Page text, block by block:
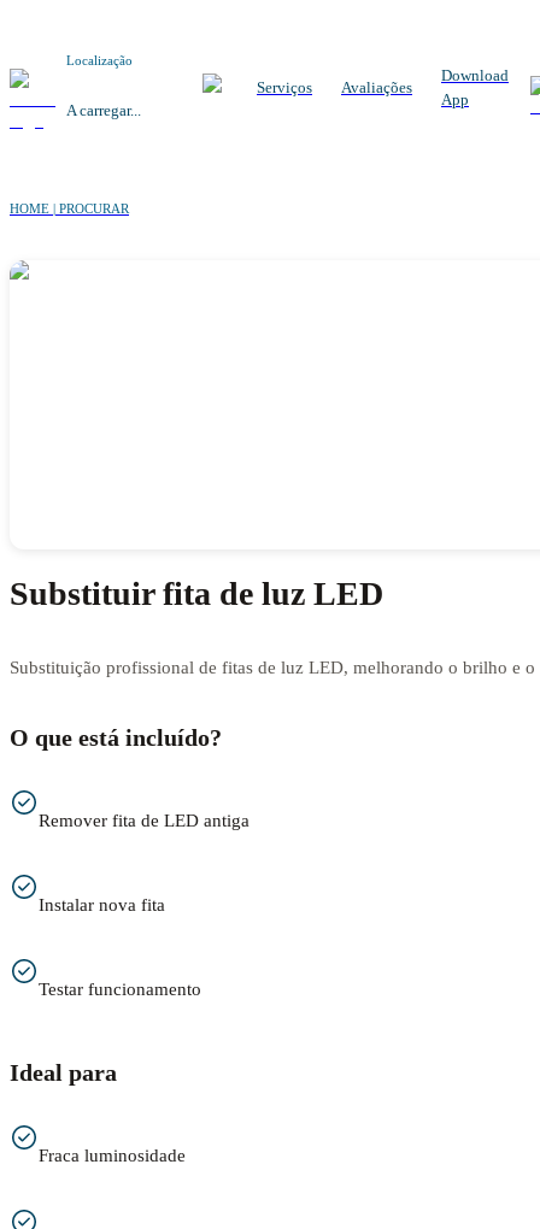
Localização
A carregar...
Serviços Avaliações
Download
App
HOME | PROCURAR
Substituir fita de luz LED
Substituição profissional de fitas de luz LED, melhorando o brilho e o
O que está incluído?
Remover fita de LED antiga
Instalar nova fita
Testar funcionamento
Ideal para
Fraca luminosidade